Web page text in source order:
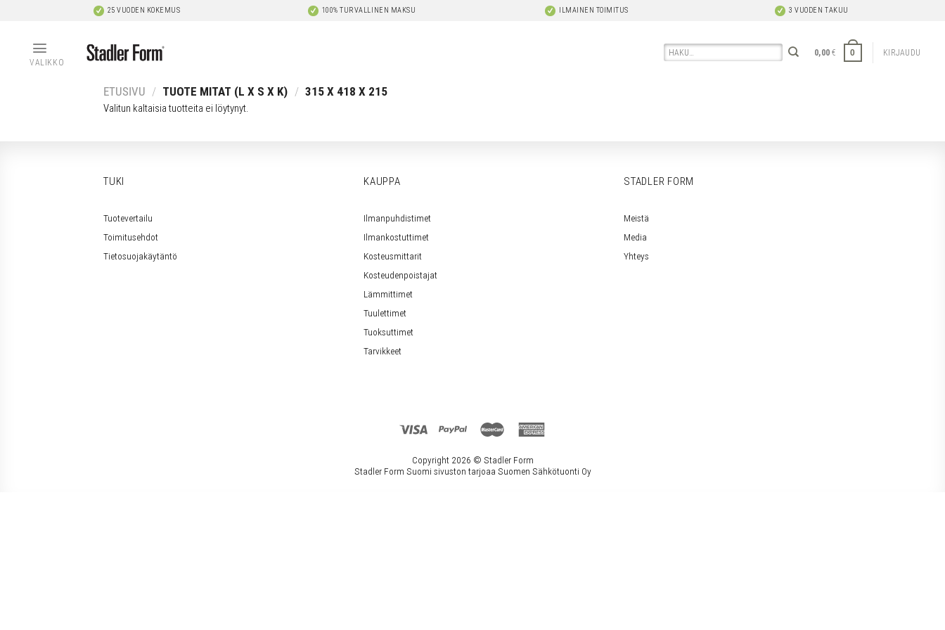
25 VUODEN KOKEMUS 100% TURVALLINEN MAKSU ILMAINEN TOIMITUS 3 VUODEN TAKUU
VALIKKO
Etsi:
0,00€ 0 KIRJAUDU
ETUSIVU / TUOTE MITAT (L X S X K) / 315 X 418 X 215
Valitun kaltaisia tuotteita ei löytynyt.
TUKI
Tuotevertailu
Toimitusehdot
Tietosuojakäytäntö
KAUPPA
Ilmanpuhdistimet
Ilmankostuttimet
Kosteusmittarit
Kosteudenpoistajat
Lämmittimet
Tuulettimet
Tuoksuttimet
Tarvikkeet
STADLER FORM
Meistä
Media
Yhteys
Copyright 2026 © Stadler Form
Stadler Form Suomi sivuston tarjoaa Suomen Sähkötuonti Oy